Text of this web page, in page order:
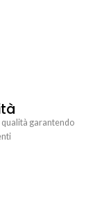
garantendo